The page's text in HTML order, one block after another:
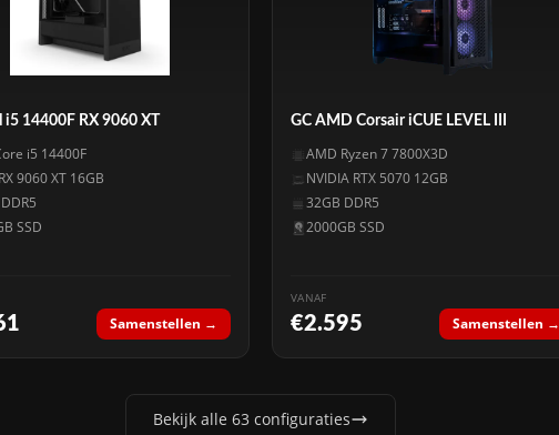
i5 14400F RX 9060 XT
i5 14400F
9060 XT 16GB
SSD
Samenstellen →
GC AMD Corsair iCUE LEVEL III
AMD Ryzen 7 7800X3D
NVIDIA RTX 5070 12GB
32GB DDR5
2000GB SSD
VANAF
€2.595 Samenstellen →
Bekijk alle 63 configuraties